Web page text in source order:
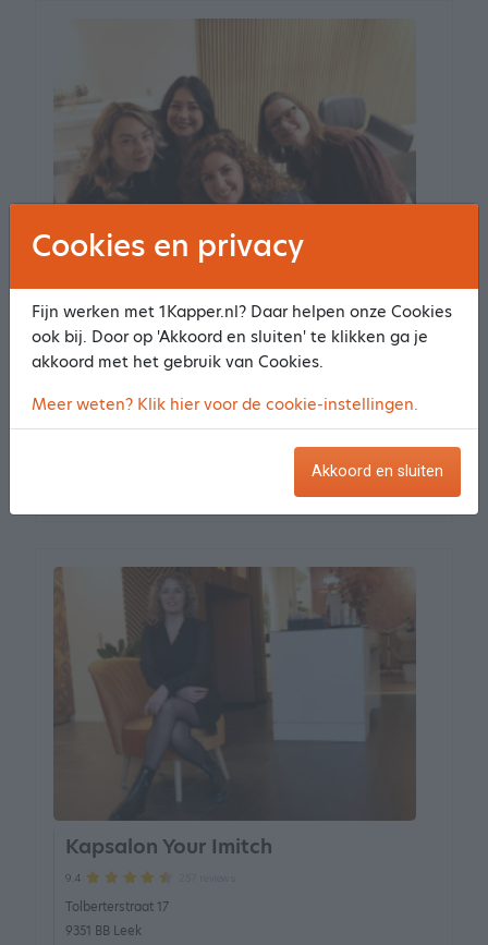
Kapsalon Haar Idee
9.4 159 reviews
De Steiger 10
4.33 km van het centrum
Kapsalon Your Imitch
9.4
Tolberterstraat 17
9351 BB Leek
Cookies en privacy
Fijn werken met 1Kapper.nl? Daar helpen onze Cookies
ook bij. Door op 'Akkoord en sluiten' te klikken ga je
akkoord met het gebruik van Cookies.
Meer weten? Klik hier voor de cookie-instellingen.
Akkoord en sluiten